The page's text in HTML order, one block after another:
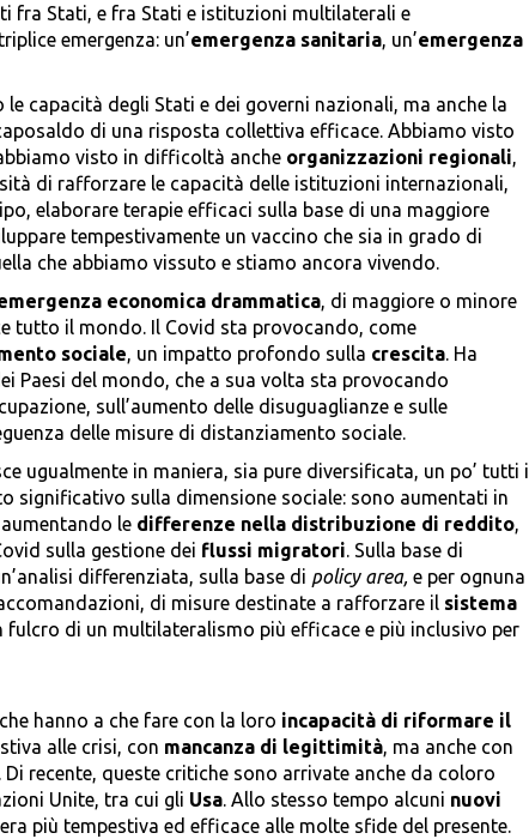
fra Stati, e fra Stati e istituzioni multilaterali e
emergenza: un’emergenza sanitaria, un’emergenza
capacità degli Stati e dei governi nazionali, ma anche la
di una risposta collettiva efficace. Abbiamo visto
visto in difficoltà anche organizzazioni regionali,
di rafforzare le capacità delle istituzioni internazionali,
elaborare terapie efficaci sulla base di una maggiore
tempestivamente un vaccino che sia in grado di
che abbiamo vissuto e stiamo ancora vivendo.
economica drammatica, di maggiore o minore
tutto il mondo. Il Covid sta provocando, come
sociale, un impatto profondo sulla crescita. Ha
Paesi del mondo, che a sua volta sta provocando
sull’aumento delle disuguaglianze e sulle
delle misure di distanziamento sociale.
ugualmente in maniera, sia pure diversificata, un po’ tutti i
significativo sulla dimensione sociale: sono aumentati in
le differenze nella distribuzione di reddito,
sulla gestione dei flussi migratori. Sulla base di
differenziata, sulla base di policy area, e per ognuna
di misure destinate a rafforzare il sistema
fulcro di un multilateralismo più efficace e più inclusivo per
hanno a che fare con la loro incapacità di riformare il
alle crisi, con mancanza di legittimità, ma anche con
Di recente, queste critiche sono arrivate anche da coloro
Unite, tra cui gli Usa. Allo stesso tempo alcuni nuovi
più tempestiva ed efficace alle molte sfide del presente.